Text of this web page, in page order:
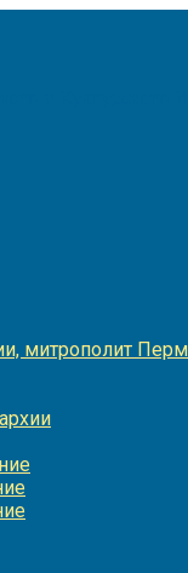
митрополит